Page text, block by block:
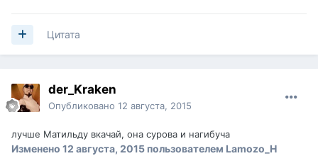
Цитата
der_Kraken
Опубликовано 12 августа, 2015
лучше Матильду вкачай, она сурова и нагибуча
Изменено 12 августа, 2015 пользователем Lamozo_H